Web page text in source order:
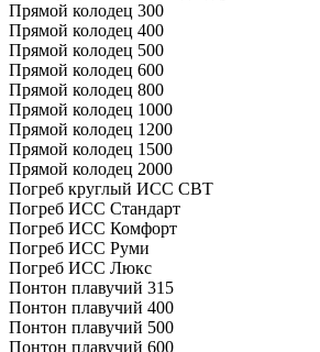
Прямой колодец 300
Прямой колодец 400
Прямой колодец 500
Прямой колодец 600
Прямой колодец 800
Прямой колодец 1000
Прямой колодец 1200
Прямой колодец 1500
Прямой колодец 2000
Погреб круглый ИСС СВТ
Погреб ИСС Стандарт
Погреб ИСС Комфорт
Погреб ИСС Руми
Погреб ИСС Люкс
Понтон плавучий 315
Понтон плавучий 400
Понтон плавучий 500
Понтон плавучий 600